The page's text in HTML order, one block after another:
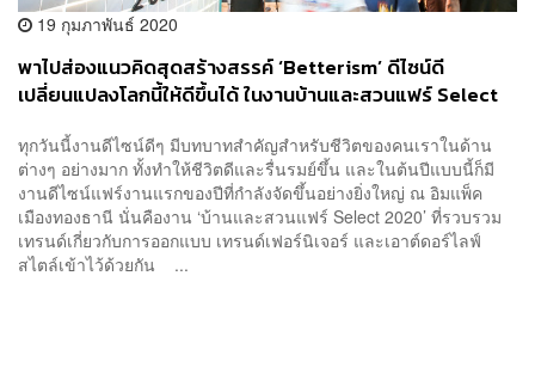
19 กุมภาพันธ์ 2020
พาไปส่องแนวคิดสุดสร้างสรรค์ ‘Betterism’ ดีไซน์ดี
เปลี่ยนแปลงโลกนี้ให้ดีขึ้นได้ ในงานบ้านและสวนแฟร์ Select
ทุกวันนี้งานดีไซน์ดีๆ มีบทบาทสำคัญสำหรับชีวิตของคนเราในด้าน
ต่างๆ อย่างมาก ทั้งทำให้ชีวิตดีและรื่นรมย์ขึ้น และในต้นปีแบบนี้ก็มี
งานดีไซน์แฟร์งานแรกของปีที่กำลังจัดขึ้นอย่างยิ่งใหญ่ ณ อิมแพ็ค
เมืองทองธานี นั่นคืองาน ‘บ้านและสวนแฟร์ Select 2020’ ที่รวบรวม
เทรนด์เกี่ยวกับการออกแบบ เทรนด์เฟอร์นิเจอร์ และเอาต์ดอร์ไลฟ์
สไตล์เข้าไว้ด้วยกัน ...